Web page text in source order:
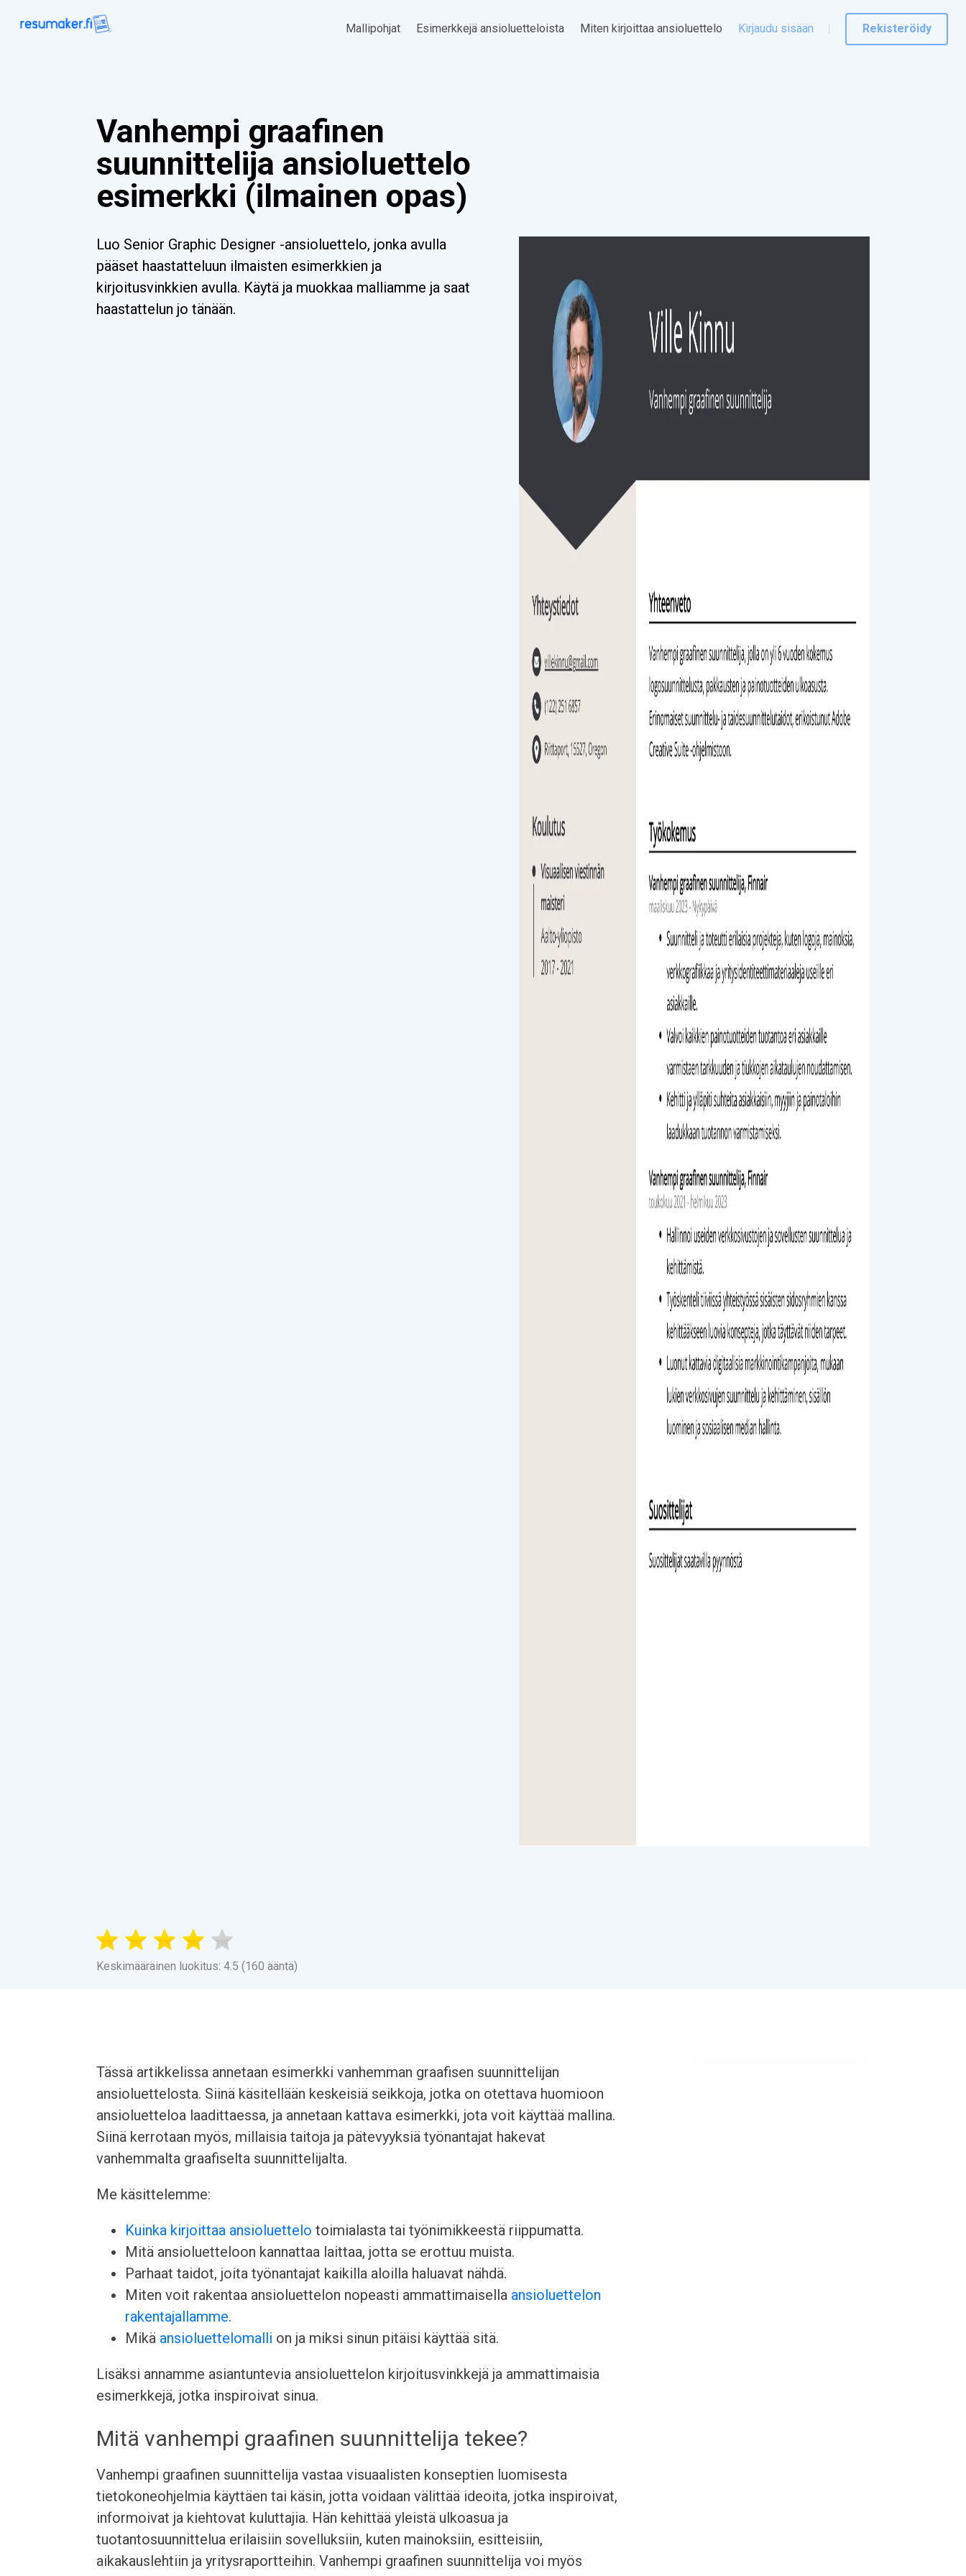
Mallipohjat Esimerkkejä ansioluetteloista Miten kirjoittaa ansioluettelo Kirjaudu sisään Rekisteröidy
Vanhempi graafinen
suunnittelija ansioluettelo
esimerkki (ilmainen opas)
Luo Senior Graphic Designer -ansioluettelo, jonka avulla
pääset haastatteluun ilmaisten esimerkkien ja
kirjoitusvinkkien avulla. Käytä ja muokkaa malliamme ja saat
haastattelun jo tänään.
Keskimääräinen luokitus: 4.5 (160 ääntä)
Tässä artikkelissa annetaan esimerkki vanhemman graafisen suunnittelijan
ansioluettelosta. Siinä käsitellään keskeisiä seikkoja, jotka on otettava huomioon
ansioluetteloa laadittaessa, ja annetaan kattava esimerkki, jota voit käyttää mallina.
Siinä kerrotaan myös, millaisia taitoja ja pätevyyksiä työnantajat hakevat
vanhemmalta graafiselta suunnittelijalta.
Me käsittelemme:
Kuinka kirjoittaa ansioluettelo toimialasta tai työnimikkeestä riippumatta.
Mitä ansioluetteloon kannattaa laittaa, jotta se erottuu muista.
Parhaat taidot, joita työnantajat kaikilla aloilla haluavat nähdä.
Miten voit rakentaa ansioluettelon nopeasti ammattimaisella ansioluettelon
rakentajallamme.
Mikä ansioluettelomalli on ja miksi sinun pitäisi käyttää sitä.
Lisäksi annamme asiantuntevia ansioluettelon kirjoitusvinkkejä ja ammattimaisia
esimerkkejä, jotka inspiroivat sinua.
Mitä vanhempi graafinen suunnittelija tekee?
Vanhempi graafinen suunnittelija vastaa visuaalisten konseptien luomisesta
tietokoneohjelmia käyttäen tai käsin, jotta voidaan välittää ideoita, jotka inspiroivat,
informoivat ja kiehtovat kuluttajia. Hän kehittää yleistä ulkoasua ja
tuotantosuunnittelua erilaisiin sovelluksiin, kuten mainoksiin, esitteisiin,
aikakauslehtiin ja yritysraportteihin. Vanhempi graafinen suunnittelija voi myös